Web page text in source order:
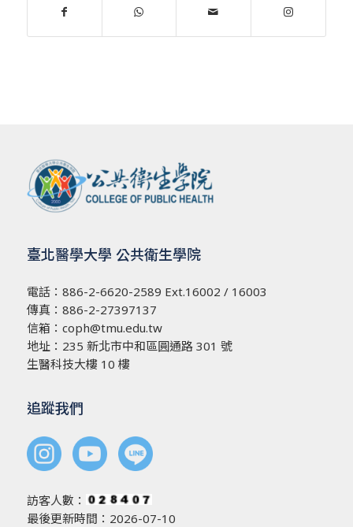
臺北醫學大學 公共衛生學院
電話： 886-2-6620-2589 Ext.16002 / 16003
傳真：886-2-27397137
信箱： coph@tmu.edu.tw
地址： 235 新北市中和區圓通路 301 號
生醫科技大樓 10 樓
追蹤我們
訪客人數：
最後更新時間：2026-07-10